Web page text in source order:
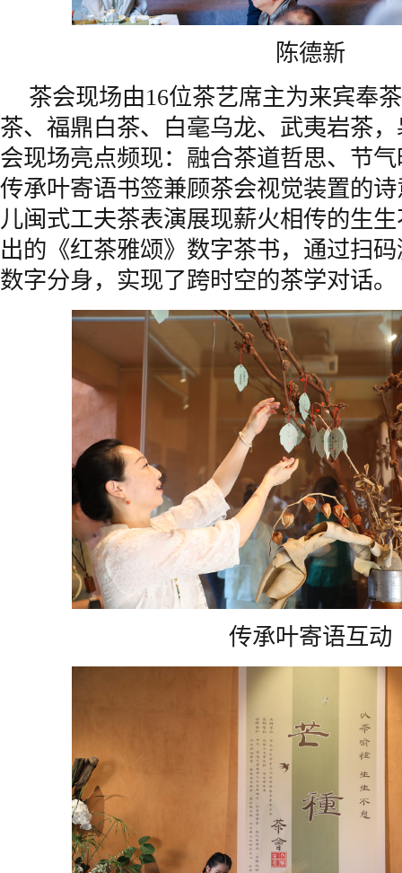
陈德新
茶会现场由16位茶艺席主为来宾奉
茶、福鼎白茶、白毫乌龙、武夷岩茶
会现场亮点频现：融合茶道哲思、节
传承叶寄语书签兼顾茶会视觉装置的
儿闽式工夫茶表演展现薪火相传的生
出的《红茶雅颂》数字茶书，通过扫
数字分身，实现了跨时空的茶学对话。
传承叶寄语互动